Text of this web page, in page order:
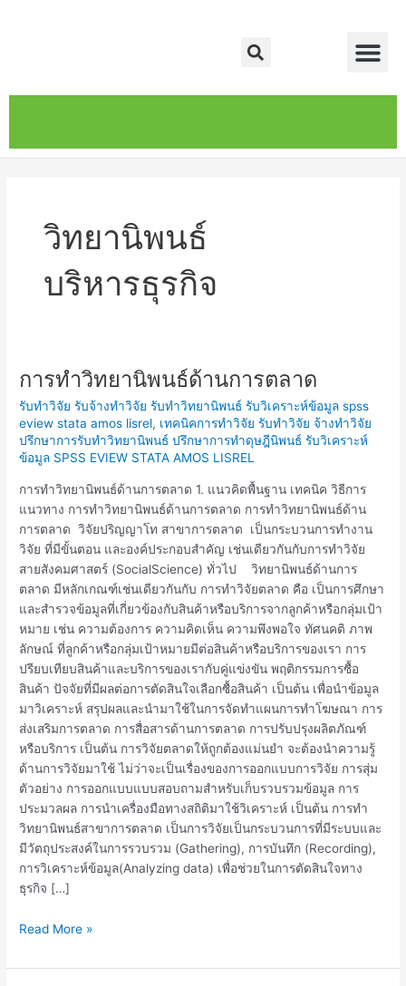
Search
วิทยานิพนธ์
บริหารธุรกิจ
การทำวิทยานิพนธ์ด้านการตลาด
รับทำวิจัย รับจ้างทำวิจัย รับทำวิทยานิพนธ์ รับวิเคราะห์ข้อมูล spss
eview stata amos lisrel, เทคนิคการทำวิจัย รับทำวิจัย จ้างทำวิจัย
ปรึกษาการรับทำวิทยานิพนธ์ ปรึกษาการทำดุษฎีนิพนธ์ รับวิเคราะห์
ข้อมูล SPSS EVIEW STATA AMOS LISREL
การทำวิทยานิพนธ์ด้านการตลาด 1. แนวคิดพื้นฐาน เทคนิค วิธีการ
แนวทาง การทำวิทยานิพนธ์ด้านการตลาด การทำวิทยานิพนธ์ด้าน
การตลาด วิจัยปริญญาโท สาขาการตลาด เป็นกระบวนการทำงาน
วิจัย ที่มีขั้นตอน และองค์ประกอบสำคัญ เช่นเดียวกันกับการทำวิจัย
สายสังคมศาสตร์ (SocialScience) ทั่วไป วิทยานิพนธ์ด้านการ
ตลาด มีหลักเกณฑ์เช่นเดียวกันกับ การทำวิจัยตลาด คือ เป็นการศึกษา
และสำรวจข้อมูลที่เกี่ยวข้องกับสินค้าหรือบริการจากลูกค้าหรือกลุ่มเป้า
หมาย เช่น ความต้องการ ความคิดเห็น ความพึงพอใจ ทัศนคติ ภาพ
ลักษณ์ ที่ลูกค้าหรือกลุ่มเป้าหมายมีต่อสินค้าหรือบริการของเรา การ
ปรียบเทียบสินค้าและบริการของเรากับคู่แข่งขัน พฤติกรรมการซื้อ
สินค้า ปัจจัยที่มีผลต่อการตัดสินใจเลือกซื้อสินค้า เป็นต้น เพื่อนำข้อมูล
มาวิเคราะห์ สรุปผลและนำมาใช้ในการจัดทำแผนการทำโฆษณา การ
ส่งเสริมการตลาด การสื่อสารด้านการตลาด การปรับปรุงผลิตภัณฑ์
หรือบริการ เป็นต้น การวิจัยตลาดให้ถูกต้องแม่นยำ จะต้องนำความรู้
ด้านการวิจัยมาใช้ ไม่ว่าจะเป็นเรื่องของการออกแบบการวิจัย การสุ่ม
ตัวอย่าง การออกแบบแบบสอบถามสำหรับเก็บรวบรวมข้อมูล การ
ประมวลผล การนำเครื่องมือทางสถิติมาใช้วิเคราะห์ เป็นต้น การทำ
วิทยานิพนธ์สาขาการตลาด เป็นการวิจัยเป็นกระบวนการที่มีระบบและ
มีวัตถุประสงค์ในการรวบรวม (Gathering), การบันทึก (Recording),
การวิเคราะห์ข้อมูล(Analyzing data) เพื่อช่วยในการตัดสินใจทาง
ธุรกิจ […]
การ
วิทยานิพนธ์
ด้าน
การ
Read More »